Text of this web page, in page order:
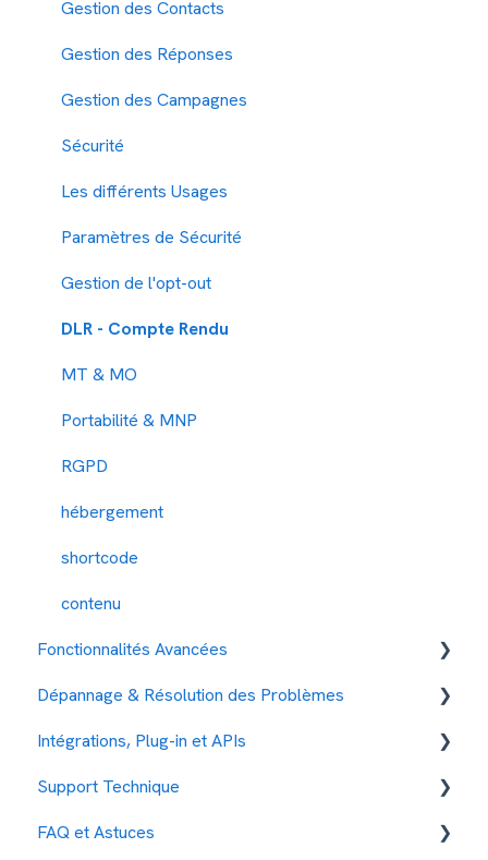
RCS
Time2Chat
SMS enrichi
Raccourcisseur URL & Landing page
SMS OTP
SMS Réponse
Gestion des contacts
Gestion de l'envoi de message
Mon Compte
Mesures de Sécurité
Gestion des Contacts
Gestion des Réponses
Gestion des Campagnes
Sécurité
Les différents Usages
Paramètres de Sécurité
Gestion de l'opt-out
DLR - Compte Rendu
MT & MO
Portabilité & MNP
RGPD
hébergement
shortcode
contenu
Fonctionnalités Avancées
Automatisations
Les differents services smsmode
Business Intelligence
raccourcisseur URL
Dépannage & Résolution des Problèmes
Problèmes Courants : Messages non livrés
Les Codes Erreurs
Antispam filtrage des téléphones
Intégrations, Plug-in et APIs
Intégration avec d'autres services
Autres protocoles
Support Technique
Procédure pour obtenir de l'aide
FAQ et Astuces